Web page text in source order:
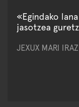
«Egindako
jasotzea
JEXUX MARI